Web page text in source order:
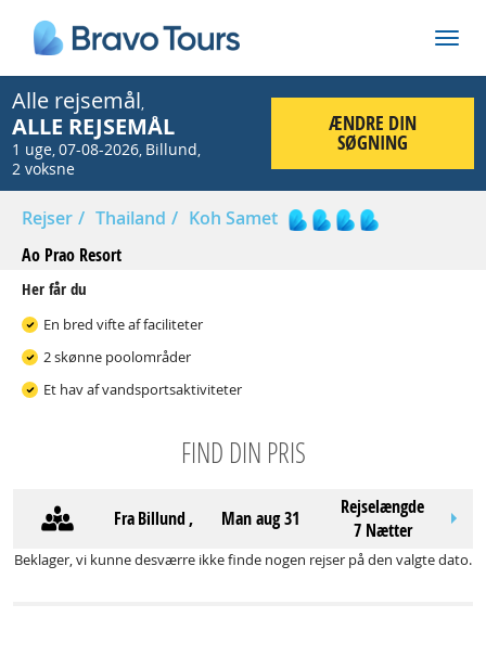
Alle rejsemål,
ALLE REJSEMÅL
1 uge,07-08-2026, Billund,
2 voksne
ÆNDRE DIN
SØGNING
Rejser Thailand
Koh Samet
Ao Prao Resort
Her får du
En bred vifte af faciliteter
2 skønne poolområder
Et hav af vandsportsaktiviteter
FIND DIN PRIS
FraBillund, man aug 31
Rejselængde
7 Nætter
Beklager, vi kunne desværre ikke finde nogen rejser på den valgte dato.